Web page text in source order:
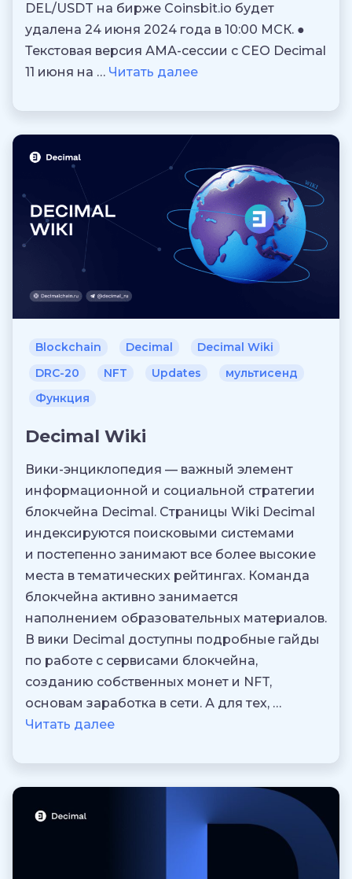
DEL/USDT на бирже Coinsbit.io будет
удалена 24 июня 2024 года в 10:00 МСК. ●
Текстовая версия АМА-сессии с CEO Decimal
11 июня на … Читать далее
Blockchain Decimal
Decimal Wiki
DRC-20
NFT Updates
мультисенд
Функция
Decimal Wiki
Вики-энциклопедия — важный элемент
информационной и социальной стратегии
блокчейна Decimal. Страницы Wiki Decimal
индексируются поисковыми системами
и постепенно занимают все более высокие
места в тематических рейтингах. Команда
блокчейна активно занимается
наполнением образовательных материалов.
В вики Decimal доступны подробные гайды
по работе с сервисами блокчейна,
созданию собственных монет и NFT,
основам заработка в сети. А для тех, …
Читать далее